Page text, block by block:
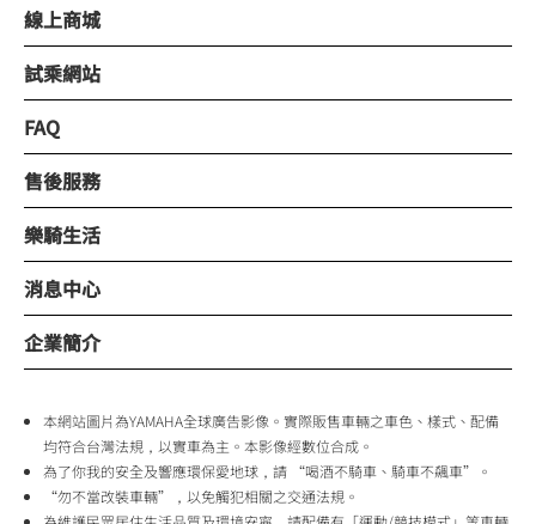
線上商城
試乘網站
FAQ
售後服務
樂騎生活
消息中心
企業簡介
本網站圖片為YAMAHA全球廣告影像。實際販售車輛之車色、樣式、配備
均符合台灣法規，以實車為主。本影像經數位合成。
為了你我的安全及響應環保愛地球，請 “喝酒不騎車、騎車不飆車”。
“勿不當改裝車輛”，以免觸犯相關之交通法規。